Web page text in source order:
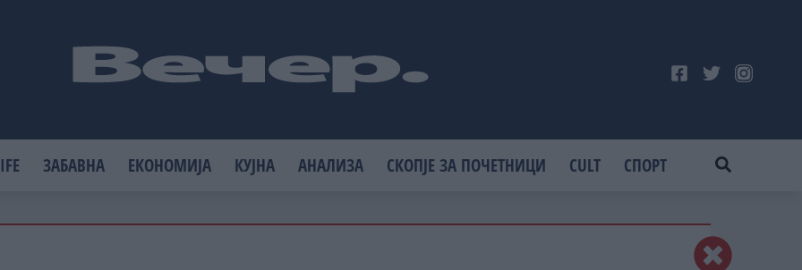
ЗАБАВНА ЕКОНОМИЈА КУЈНА АНАЛИЗА СКОПЈЕ ЗА ПОЧЕТНИЦИ CULT СПОРТ